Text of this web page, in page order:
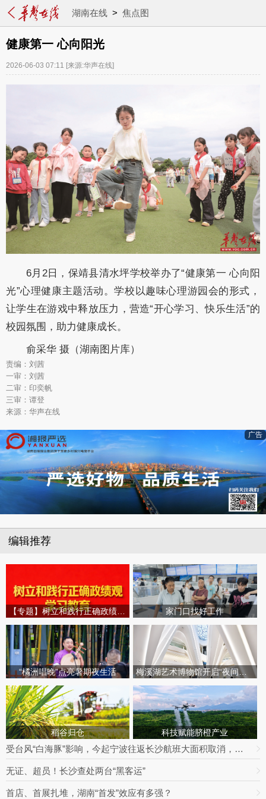
湖南在线> 焦点图
健康第一 心向阳光
2026-06-03 07:11 [来源:华声在线]
6月2日，保靖县清水坪学校举办了“健康第一 心向阳
光”心理健康主题活动。学校以趣味心理游园会的形式，
让学生在游戏中释放压力，营造“开心学习、快乐生活”的
校园氛围，助力健康成长。
俞采华 摄（湖南图片库）
责编：刘茜
一审：刘茜
二审：印奕帆
三审：谭登
来源：华声在线
广告
编辑推荐
家门口找好工作
“橘洲唱晚”点亮暑期夜生活 梅溪湖艺术博物馆开启“夜间模式”
稻谷归仓 科技赋能脐橙产业
受台风“白海豚”影响，今起宁波往返长沙航班大面积取消，明日19趟次全部停飞｜出行早知道
无证、超员！长沙查处两台“黑客运”
首店、首展扎堆，湖南“首发”效应有多强？